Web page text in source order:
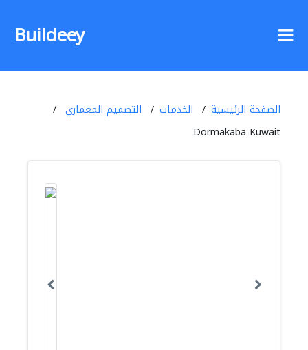
Buildeey
الصفحة الرئيسية الخدمات
التصميم المعماري
Dormakaba Kuwait